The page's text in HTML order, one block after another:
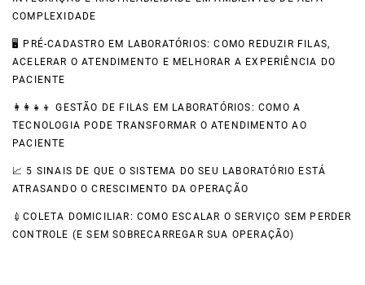
COMPLEXIDADE
🖥️ PRÉ-CADASTRO EM LABORATÓRIOS: COMO REDUZIR FILAS,
ACELERAR O ATENDIMENTO E MELHORAR A EXPERIÊNCIA DO
PACIENTE
👩‍👩‍👧‍👦 GESTÃO DE FILAS EM LABORATÓRIOS: COMO A
TECNOLOGIA PODE TRANSFORMAR O ATENDIMENTO AO
PACIENTE
📈 5 SINAIS DE QUE O SISTEMA DO SEU LABORATÓRIO ESTÁ
ATRASANDO O CRESCIMENTO DA OPERAÇÃO
💉COLETA DOMICILIAR: COMO ESCALAR O SERVIÇO SEM PERDER
CONTROLE (E SEM SOBRECARREGAR SUA OPERAÇÃO)